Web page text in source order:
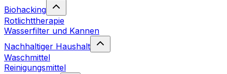
Biohacking
Rotlichttherapie
Wasserfilter und Kannen
Nachhaltiger Haushalt
Waschmittel
Reinigungsmittel